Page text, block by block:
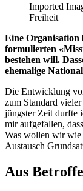
Imported
Freiheit
Eine
formulierten
bestehen will.
ehemalige
Die Entwicklung
zum Standard
jüngster Zeit durfte
mir aufgefallen,
Was wollen wir
Austausch
Aus